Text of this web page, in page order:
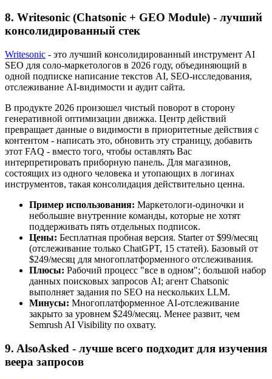
8. Writesonic (Chatsonic + GEO Module) - лучший
консолидированный стек
Writesonic - это лучший консолидированный инструмент AI
SEO для соло-маркетологов в 2026 году, объединяющий в
одной подписке написание текстов AI, SEO-исследования,
отслеживание AI-видимости и аудит сайта.
В продукте 2026 произошел чистый поворот в сторону
генеративной оптимизации движка. Центр действий
превращает данные о видимости в приоритетные действия с
контентом - написать это, обновить эту страницу, добавить
этот FAQ - вместо того, чтобы оставлять Вас
интерпретировать приборную панель. Для магазинов,
состоящих из одного человека и утопающих в логинах
инструментов, такая консолидация действительно ценна.
Пример использования: Маркетологи-одиночки и
небольшие внутренние команды, которые не хотят
поддерживать пять отдельных подписок.
Цены: Бесплатная пробная версия. Starter от $99/месяц
(отслеживание только ChatGPT, 15 статей). Базовый от
$249/месяц для многоплатформенного отслеживания.
Плюсы: Рабочий процесс "все в одном"; большой набор
данных поисковых запросов AI; агент Chatsonic
выполняет задания по SEO на нескольких LLM.
Минусы: Многоплатформенное AI-отслеживание
закрыто за уровнем $249/месяц. Менее развит, чем
Semrush AI Visibility по охвату.
9. AlsoAsked - лучше всего подходит для изучения
веера запросов